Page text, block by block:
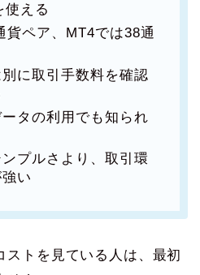
使える
ペア、MT4では38通
に取引手数料を確認
タの利用でも知られ
プルさより、取引環
い
ストを見ている人は、最初